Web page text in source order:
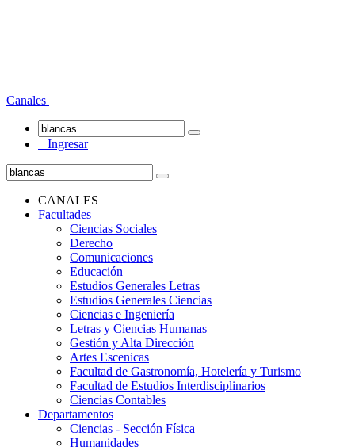
Canales
Ingresar
CANALES
Facultades
Ciencias Sociales
Derecho
Comunicaciones
Educación
Estudios Generales Letras
Estudios Generales Ciencias
Ciencias e Ingeniería
Letras y Ciencias Humanas
Gestión y Alta Dirección
Artes Escenicas
Facultad de Gastronomía, Hotelería y Turismo
Facultad de Estudios Interdisciplinarios
Ciencias Contables
Departamentos
Ciencias - Sección Física
Humanidades